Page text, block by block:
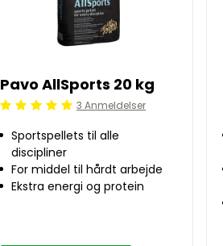
Pavo AllSports 20 kg
Beoordeling: 5/53 Anmeldelser
Sportspellets til alle
discipliner
For middel til hårdt arbejde
Ekstra energi og protein